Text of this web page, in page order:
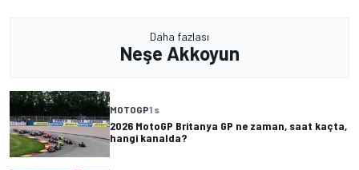
Daha fazlası
Neşe Akkoyun
MOTOGP1 s
2026 MotoGP Britanya GP ne zaman, saat kaçta,
hangi kanalda?